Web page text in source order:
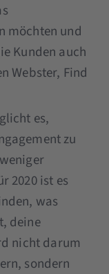
möchten und
Kunden auch
Webster, Find
es,
zu
2020 ist es
was
deine
nicht darum
sondern